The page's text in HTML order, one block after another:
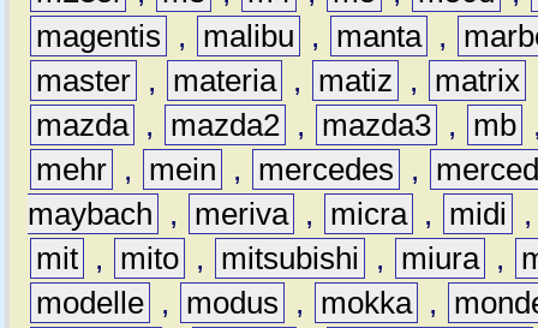
magentis
, malibu , manta ,
master , materia , matiz , matrix
mazda , mazda2 , mazda3 , mb
mehr , mein , mercedes ,
maybach
, meriva , micra , midi
mit , mito , mitsubishi , miura ,
modelle , modus , mokka ,